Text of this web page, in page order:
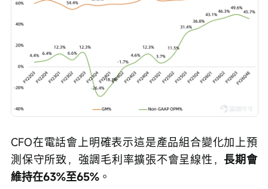
CFO在電話會上明確表示這是產品組合變化加上預
測保守所致，強調毛利率擴張不會呈線性， 長期會
維持在63%至65% 。